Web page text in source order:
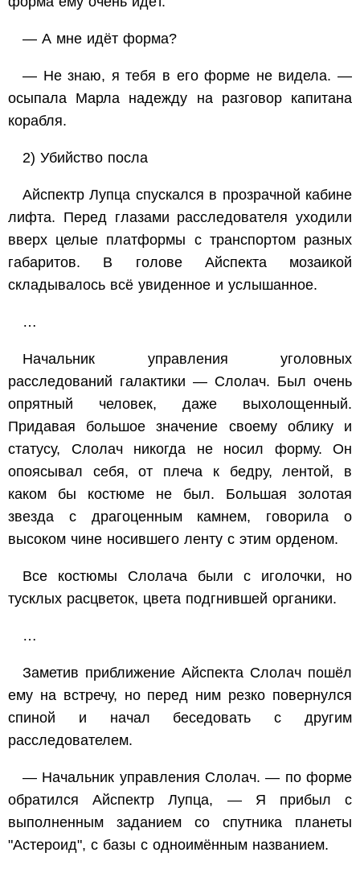
— А мне идёт форма?
— Не знаю, я тебя в его форме не видела. —
осыпала Марла надежду на разговор капитана
корабля.
2) Убийство посла
Айспектр Лупца спускался в прозрачной кабине
лифта. Перед глазами расследователя уходили
вверх целые платформы с транспортом разных
габаритов. В голове Айспекта мозаикой
складывалось всё увиденное и услышанное.
…
Начальник управления уголовных
расследований галактики — Слолач. Был очень
опрятный человек, даже выхолощенный.
Придавая большое значение своему облику и
статусу, Слолач никогда не носил форму. Он
опоясывал себя, от плеча к бедру, лентой, в
каком бы костюме не был. Большая золотая
звезда с драгоценным камнем, говорила о
высоком чине носившего ленту с этим орденом.
Все костюмы Слолача были с иголочки, но
тусклых расцветок, цвета подгнившей органики.
…
Заметив приближение Айспекта Слолач пошёл
ему на встречу, но перед ним резко повернулся
спиной и начал беседовать с другим
расследователем.
— Начальник управления Слолач. — по форме
обратился Айспектр Лупца, — Я прибыл с
выполненным заданием со спутника планеты
"Астероид", с базы с одноимённым названием.